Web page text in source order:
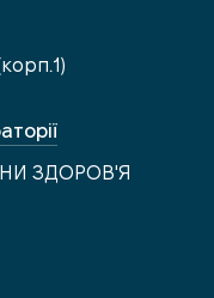
ЗДОРОВ'Я